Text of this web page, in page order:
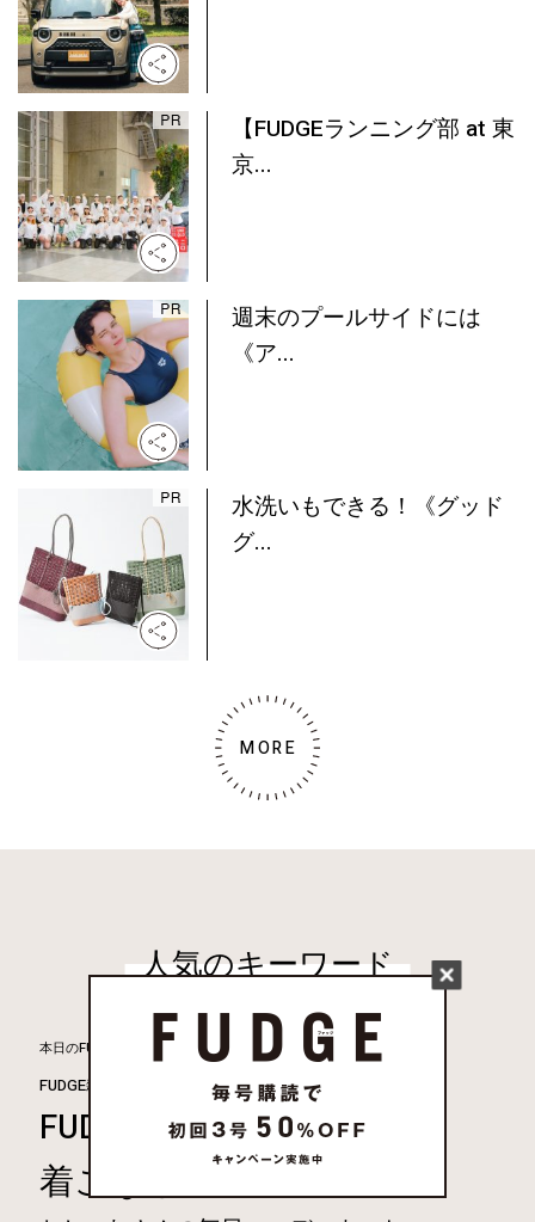
【FUDGEランニング部 at 東
京...
週末のプールサイドには
《ア...
水洗いもできる！《グッド
グ...
MORE
人気のキーワード
本日のFUDGE GIRL 着まわし30days
FUDGE雑誌連動企画 スニーカー
FUDGE FRIEND Vintage
着こなし